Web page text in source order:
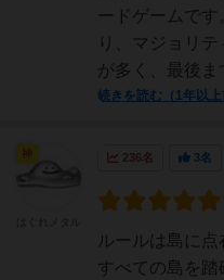
ードゲームです
り、マジョリ
が多く、最後ま
続きを読む（1年以上
236名 3名
ルールは島に
すべての島を踏